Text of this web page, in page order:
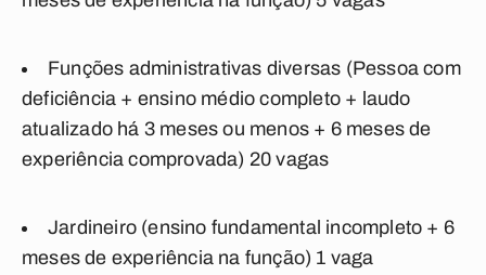
Funções administrativas diversas (Pessoa com
deficiência + ensino médio completo + laudo
atualizado há 3 meses ou menos + 6 meses de
experiência comprovada) 20 vagas
Jardineiro (ensino fundamental incompleto + 6
meses de experiência na função) 1 vaga